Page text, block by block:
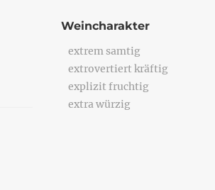
Weincharakter
extrem samtig
extrovertiert kräftig
explizit fruchtig
extra würzig